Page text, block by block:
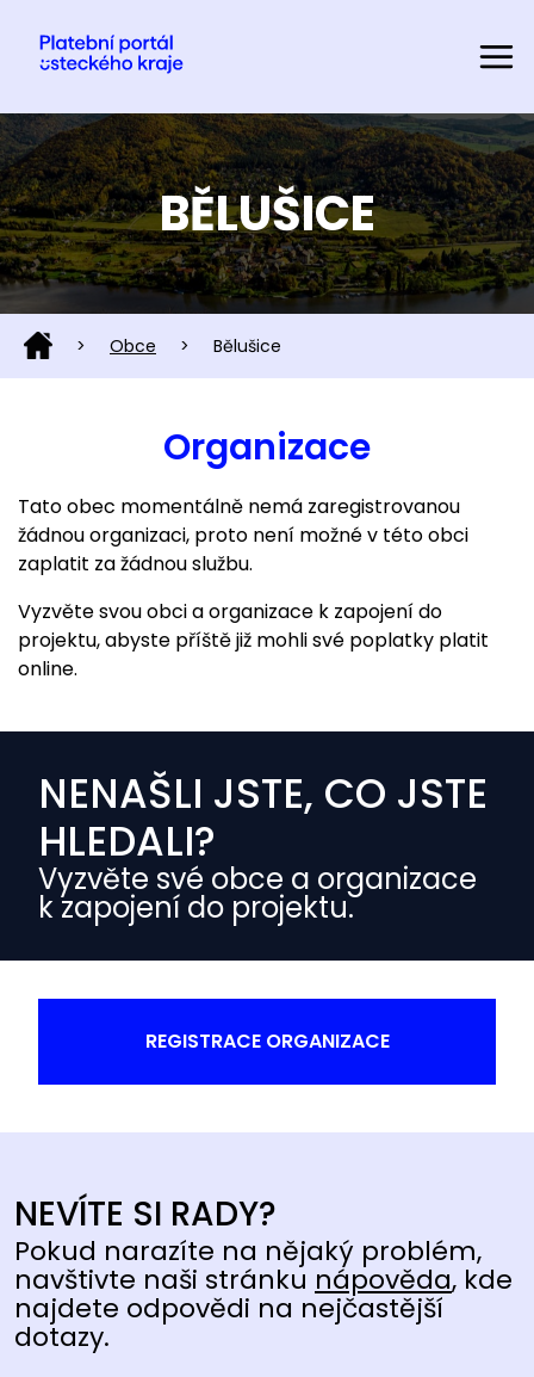
BĚLUŠICE
> Obce > Bělušice
Organizace
Tato obec momentálně nemá zaregistrovanou
žádnou organizaci, proto není možné v této obci
zaplatit za žádnou službu.
Vyzvěte svou obci a organizace k zapojení do
projektu, abyste příště již mohli své poplatky platit
online.
NENAŠLI JSTE, CO JSTE
HLEDALI?
Vyzvěte své obce a organizace
k zapojení do projektu.
REGISTRACE ORGANIZACE
NEVÍTE SI RADY?
Pokud narazíte na nějaký problém,
navštivte naši stránku nápověda, kde
najdete odpovědi na nejčastější
dotazy.